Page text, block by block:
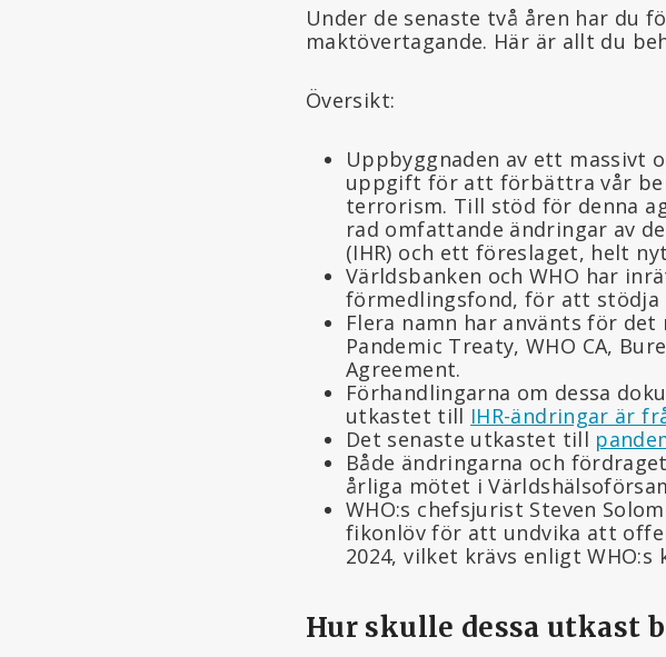
Under de senaste två åren har du
maktövertagande. Här är allt du
Översikt:
Uppbyggnaden av ett massivt
uppgift för att förbättra vår
terrorism. Till stöd för denna
rad omfattande ändringar av
(IHR) och ett föreslaget, helt
Världsbanken och WHO har
förmedlingsfond, för att stödja
Flera namn har använts för
Pandemic Treaty, WHO CA,
Agreement.
Förhandlingarna om dessa
utkastet till IHR-ändringar är
Det senaste utkastet till
Både ändringarna och
årliga mötet i
WHO:s chefsjurist Steven
fikonlöv för att undvika att
2024, vilket krävs enligt
Hur skulle dessa utkast